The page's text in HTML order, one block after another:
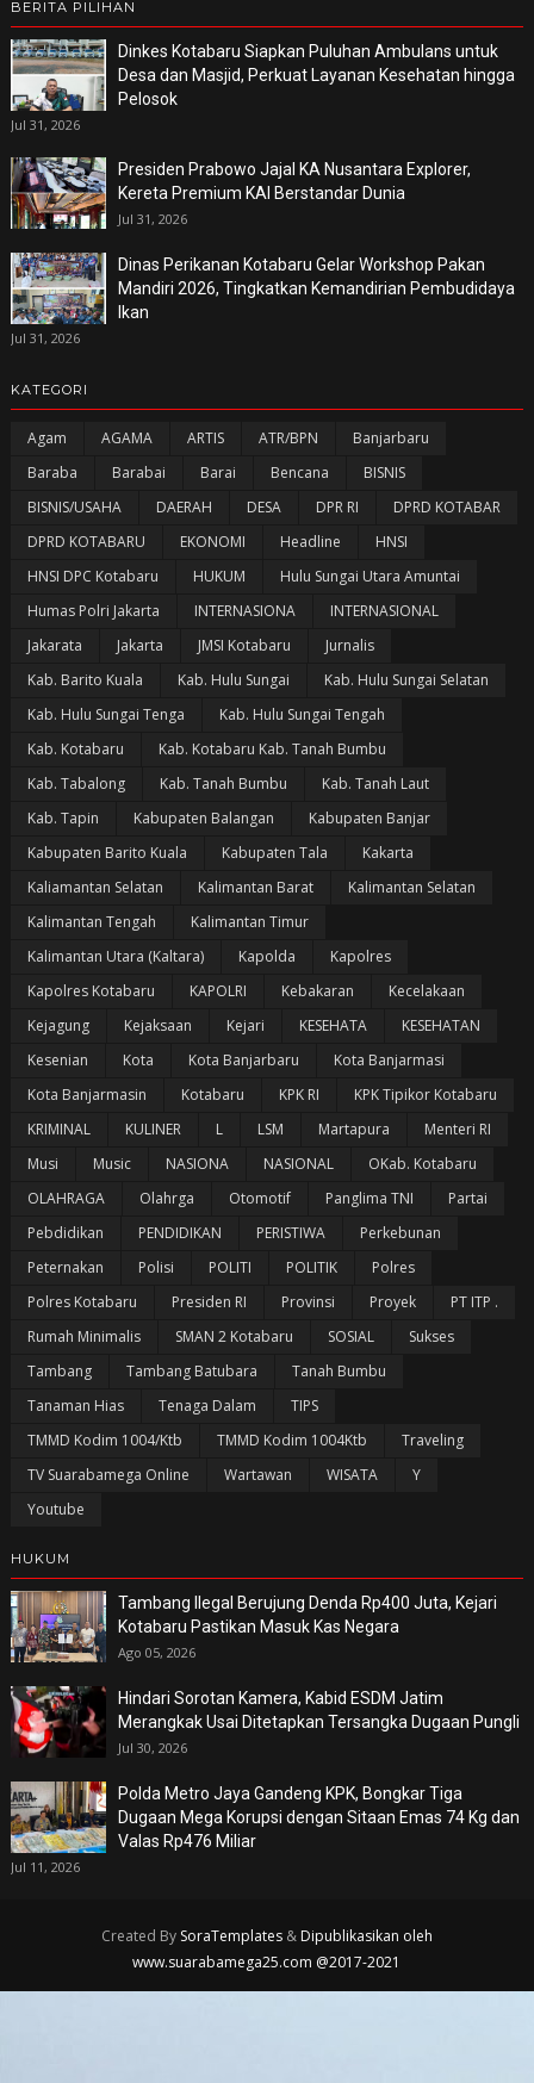
BERITA PILIHAN
Dinkes Kotabaru Siapkan Puluhan Ambulans untuk
Desa dan Masjid, Perkuat Layanan Kesehatan hingga
Pelosok
Jul 31, 2026
Presiden Prabowo Jajal KA Nusantara Explorer,
Kereta Premium KAI Berstandar Dunia
Jul 31, 2026
Dinas Perikanan Kotabaru Gelar Workshop Pakan
Mandiri 2026, Tingkatkan Kemandirian Pembudidaya
Ikan
Jul 31, 2026
KATEGORI
Agam AGAMA ARTIS ATR/BPN
Banjarbaru
Baraba
Barabai Barai Bencana
BISNIS
BISNIS/USAHA
DAERAH DESA DPR RI
DPRD KOTABAR
DPRD KOTABARU
EKONOMI Headline
HNSI
HNSI DPC Kotabaru
HUKUM
Hulu Sungai Utara Amuntai
Humas Polri Jakarta
INTERNASIONA
INTERNASIONAL
Jakarata
Jakarta JMSI Kotabaru
Jurnalis
Kab. Barito Kuala
Kab. Hulu Sungai
Kab. Hulu Sungai Selatan
Kab. Hulu Sungai Tenga
Kab. Hulu Sungai Tengah
Kab. Kotabaru
Kab. Kotabaru Kab. Tanah Bumbu
Kab. Tabalong
Kab. Tanah Bumbu
Kab. Tanah Laut
Kab. Tapin
Kabupaten Balangan
Kabupaten Banjar
Kabupaten Barito Kuala
Kabupaten Tala
Kakarta
Kaliamantan Selatan
Kalimantan Barat
Kalimantan Selatan
Kalimantan Tengah
Kalimantan Timur
Kalimantan Utara (Kaltara)
Kapolda
Kapolres
Kapolres Kotabaru
KAPOLRI Kebakaran
Kecelakaan
Kejagung
Kejaksaan Kejari KESEHATA
KESEHATAN
Kesenian
Kota Kota Banjarbaru
Kota Banjarmasi
Kota Banjarmasin
Kotabaru KPK RI
KPK Tipikor Kotabaru
KRIMINAL
KULINER L LSM Martapura
Menteri RI
Musi
Music NASIONA NASIONAL
OKab. Kotabaru
OLAHRAGA
Olahrga Otomotif Panglima TNI
Partai
Pebdidikan
PENDIDIKAN PERISTIWA
Perkebunan
Peternakan
Polisi POLITI POLITIK
Polres
Polres Kotabaru
Presiden RI Provinsi Proyek
PT ITP .
Rumah Minimalis
SMAN 2 Kotabaru SOSIAL
Sukses
Tambang
Tambang Batubara
Tanah Bumbu
Tanaman Hias
Tenaga Dalam
TIPS
TMMD Kodim 1004/Ktb
TMMD Kodim 1004Ktb
Traveling
TV Suarabamega Online
Wartawan WISATA
Y
Youtube
HUKUM
Tambang Ilegal Berujung Denda Rp400 Juta, Kejari
Kotabaru Pastikan Masuk Kas Negara
Ago 05, 2026
Hindari Sorotan Kamera, Kabid ESDM Jatim
Merangkak Usai Ditetapkan Tersangka Dugaan Pungli
Jul 30, 2026
Polda Metro Jaya Gandeng KPK, Bongkar Tiga
Dugaan Mega Korupsi dengan Sitaan Emas 74 Kg dan
Valas Rp476 Miliar
Jul 11, 2026
Created By SoraTemplates& Dipublikasikan oleh
www.suarabamega25.com @2017-2021